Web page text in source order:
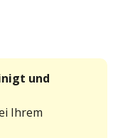
und
Ihrem